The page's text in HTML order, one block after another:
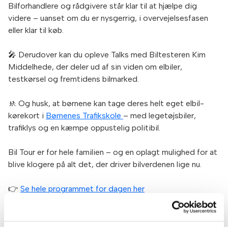
Bilforhandlere og rådgivere står klar til at hjælpe dig
videre – uanset om du er nysgerrig, i overvejelsesfasen
eller klar til køb.
🎤 Derudover kan du opleve Talks med Biltesteren Kim
Middelhede, der deler ud af sin viden om elbiler,
testkørsel og fremtidens bilmarked.
🚸 Og husk, at børnene kan tage deres helt eget elbil-
kørekort i Børnenes Trafikskole – med legetøjsbiler,
trafiklys og en kæmpe oppustelig politibil.
Bil Tour er for hele familien – og en oplagt mulighed for at
blive klogere på alt det, der driver bilverdenen lige nu.
👉 Se hele programmet for dagen her